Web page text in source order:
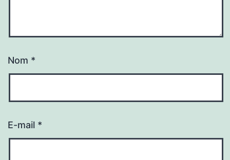
Nom *
E-mail *